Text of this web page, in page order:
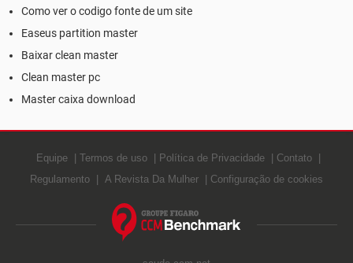
Como ver o codigo fonte de um site
Easeus partition master
Baixar clean master
Clean master pc
Master caixa download
Equipe Termos de uso Política de Privacidade
Contato
Regulamento
A Revista Da Mulher Configuração de cookies